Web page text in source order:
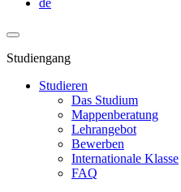
Studiengang
Studieren
Das Studium
Mappenberatung
Lehrangebot
Bewerben
Internationale Klasse
FAQ